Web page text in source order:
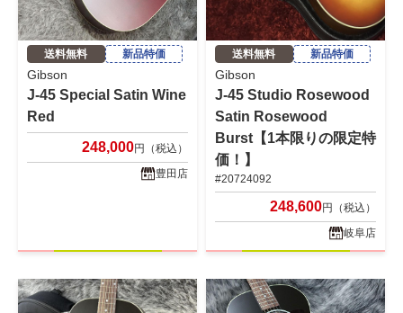
送料無料 新品特価
Gibson
J-45 Special Satin Wine
Red
248,000円（税込）
豊田店
送料無料 新品特価
Gibson
J-45 Studio Rosewood
Satin Rosewood
Burst【1本限りの限定特
価！】
#20724092
248,600円（税込）
岐阜店